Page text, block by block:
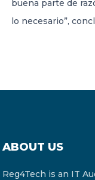
buena parte de
lo necesario”,
ABOUT US
Reg4Tech is an IT